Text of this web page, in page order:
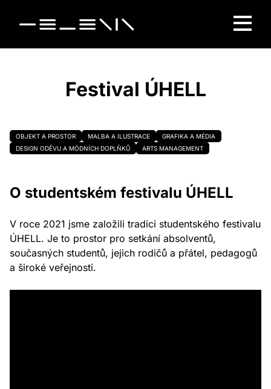
Festival ÚHELL
OBJEKT A PROSTOR MALBA A ILUSTRACE
GRAFIKA A MÉDIA
DESIGN ODĚVU A MÓDNÍCH DOPLŇKŮ
ARTS MANAGEMENT
O studentském festivalu ÚHELL
V roce 2021 jsme založili tradici studentského festivalu
ÚHELL. Je to prostor pro setkání absolventů,
současných studentů, jejich rodičů a přátel, pedagogů
a široké veřejnosti.